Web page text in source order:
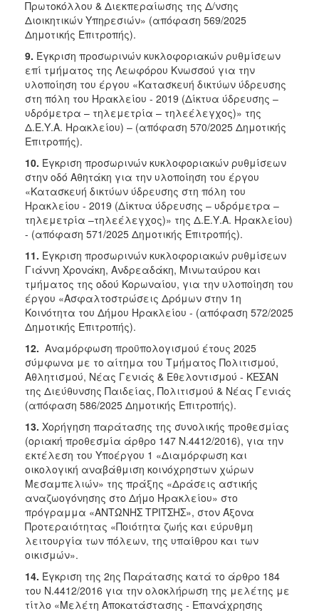
Πρωτοκόλλου & Διεκπεραίωσης της Δ/νσης
Διοικητικών Υπηρεσιών» (απόφαση 569/2025
Δημοτικής Επιτροπής).
9. Έγκριση προσωρινών κυκλοφοριακών ρυθμίσεων
επί τμήματος της Λεωφόρου Κνωσσού για την
υλοποίηση του έργου «Κατασκευή δικτύων ύδρευσης
στη πόλη του Ηρακλείου - 2019 (Δίκτυα ύδρευσης –
υδρόμετρα – τηλεμετρία – τηλεέλεγχος)» της
Δ.Ε.Υ.Α. Ηρακλείου) – (απόφαση 570/2025 Δημοτικής
Επιτροπής).
10. Έγκριση προσωρινών κυκλοφοριακών ρυθμίσεων
στην οδό Αθητάκη για την υλοποίηση του έργου
«Κατασκευή δικτύων ύδρευσης στη πόλη του
Ηρακλείου - 2019 (Δίκτυα ύδρευσης – υδρόμετρα –
τηλεμετρία –τηλεέλεγχος)» της Δ.Ε.Υ.Α. Ηρακλείου)
- (απόφαση 571/2025 Δημοτικής Επιτροπής).
11. Έγκριση προσωρινών κυκλοφοριακών ρυθμίσεων
Γιάννη Χρονάκη, Ανδρεαδάκη, Μινωταύρου και
τμήματος της οδού Κορωναίου, για την υλοποίηση του
έργου «Ασφαλτοστρώσεις Δρόμων στην 1η
Κοινότητα του Δήμου Ηρακλείου - (απόφαση 572/2025
Δημοτικής Επιτροπής).
12. Αναμόρφωση προϋπολογισμού έτους 2025
σύμφωνα με το αίτημα του Τμήματος Πολιτισμού,
Αθλητισμού, Νέας Γενιάς & Εθελοντισμού - ΚΕΣΑΝ
της Διεύθυνσης Παιδείας, Πολιτισμού & Νέας Γενιάς
(απόφαση 586/2025 Δημοτικής Επιτροπής).
13. Χορήγηση παράτασης της συνολικής προθεσμίας
(οριακή προθεσμία άρθρο 147 Ν.4412/2016), για την
εκτέλεση του Υποέργου 1 «Διαμόρφωση και
οικολογική αναβάθμιση κοινόχρηστων χώρων
Μεσαμπελιών» της πράξης «Δράσεις αστικής
αναζωογόνησης στο Δήμο Ηρακλείου» στο
πρόγραμμα «ΑΝΤΩΝΗΣ ΤΡΙΤΣΗΣ», στον Άξονα
Προτεραιότητας «Ποιότητα ζωής και εύρυθμη
λειτουργία των πόλεων, της υπαίθρου και των
οικισμών».
14. Έγκριση της 2ης Παράτασης κατά το άρθρο 184
του Ν.4412/2016 για την ολοκλήρωση της μελέτης με
τίτλο «Μελέτη Αποκατάστασης - Επανάχρησης